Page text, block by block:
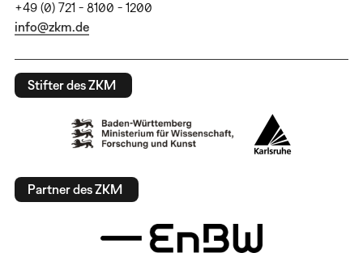
+49 (0) 721 - 8100 - 1200
info@zkm.de
Stifter des ZKM
Partner des ZKM